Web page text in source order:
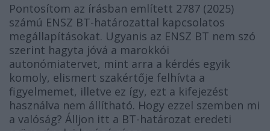
Pontosítom az írásban említett 2787 (2025)
számú ENSZ BT-határozattal kapcsolatos
megállapításokat. Ugyanis az ENSZ BT nem szó
szerint hagyta jóvá a marokkói
autonómiatervet, mint arra a kérdés egyik
komoly, elismert szakértője felhívta a
figyelmemet, illetve ez így, ezt a kifejezést
használva nem állítható. Hogy ezzel szemben mi
a valóság? Álljon itt a BT-határozat eredeti